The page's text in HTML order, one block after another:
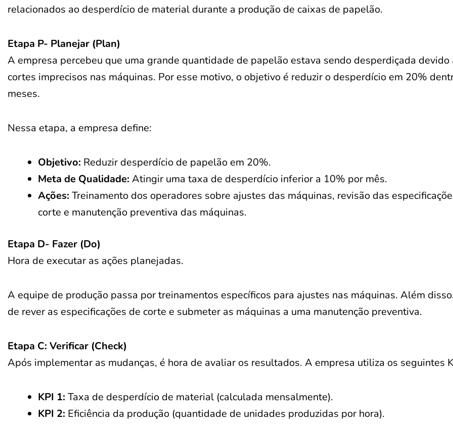
relacionados ao desperdício de material durante a produção de caixas de papelão.
Etapa P- Planejar (Plan)
A empresa percebeu que uma grande quantidade de papelão estava sendo desperdiçada devido
cortes imprecisos nas máquinas. Por esse motivo, o objetivo é reduzir o desperdício em 20%
meses.
Nessa etapa, a empresa define:
Objetivo: Reduzir desperdício de papelão em 20%.
Meta de Qualidade: Atingir uma taxa de desperdício inferior a 10% por mês.
Ações: Treinamento dos operadores sobre ajustes das máquinas, revisão das
corte e manutenção preventiva das máquinas.
Etapa D- Fazer (Do)
Hora de executar as ações planejadas.
A equipe de produção passa por treinamentos específicos para ajustes nas máquinas. Além
de rever as especificações de corte e submeter as máquinas a uma manutenção preventiva.
Etapa C: Verificar (Check)
Após implementar as mudanças, é hora de avaliar os resultados. A empresa utiliza os seguintes
KPI 1: Taxa de desperdício de material (calculada mensalmente).
KPI 2: Eficiência da produção (quantidade de unidades produzidas por hora).